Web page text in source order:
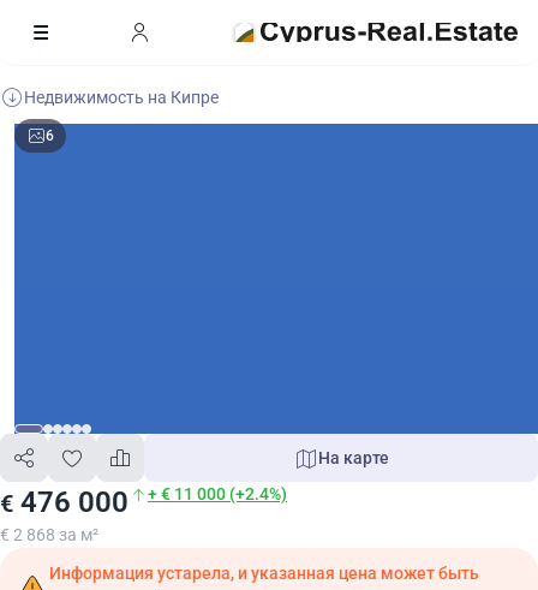
Недвижимость на Кипре
6
€ 476 000 + € 11 000 (+2.4%)
€ 2 868 за м²
На карте
Информация устарела, и указанная цена может быть